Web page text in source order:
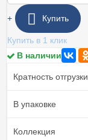
+ Купить
Купить в 1 клик
В наличии
Кратность отгрузки
В упаковке
Коллекция